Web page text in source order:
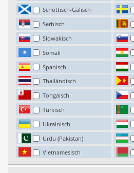
Schottisch-Gälisch
Serbisch
Slowakisch
Somali
Spanisch
Thailändisch
Tongaisch
Türkisch
Ukrainisch
Urdu (Pakistan)
Vietnamesisch